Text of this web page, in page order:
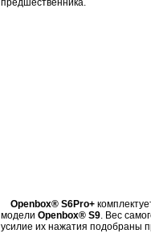
предшественника.
Openbox® S6Pro+
модели Openbox® S9. Вес
усилие их нажатия подобраны